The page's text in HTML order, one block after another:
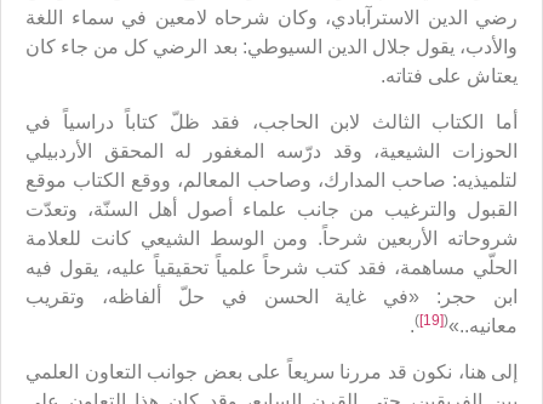
رضي الدين الاسترآبادي، وكان شرحاه لامعين في سماء اللغة
والأدب، يقول جلال الدين السيوطي: بعد الرضي كل من جاء كان
يعتاش على فتاته.
أما الكتاب الثالث لابن الحاجب، فقد ظلّ كتاباً دراسياً في
الحوزات الشيعية، وقد درّسه المغفور له المحقق الأردبيلي
لتلميذيه: صاحب المدارك، وصاحب المعالم، ووقع الكتاب موقع
القبول والترغيب من جانب علماء أصول أهل السنّة، وتعدّت
شروحاته الأربعين شرحاً. ومن الوسط الشيعي كانت للعلامة
الحلّي مساهمة، فقد كتب شرحاً علمياً تحقيقياً عليه، يقول فيه
ابن حجر: «في غاية الحسن في حلّ ألفاظه، وتقريب
معانيه..»(
[19]
)
.
إلى هنا، نكون قد مررنا سريعاً على بعض جوانب التعاون العلمي